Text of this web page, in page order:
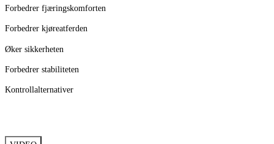
Forbedrer fjæringskomforten
Forbedrer kjøreatferden
Øker sikkerheten
Forbedrer stabiliteten
Kontrollalternativer